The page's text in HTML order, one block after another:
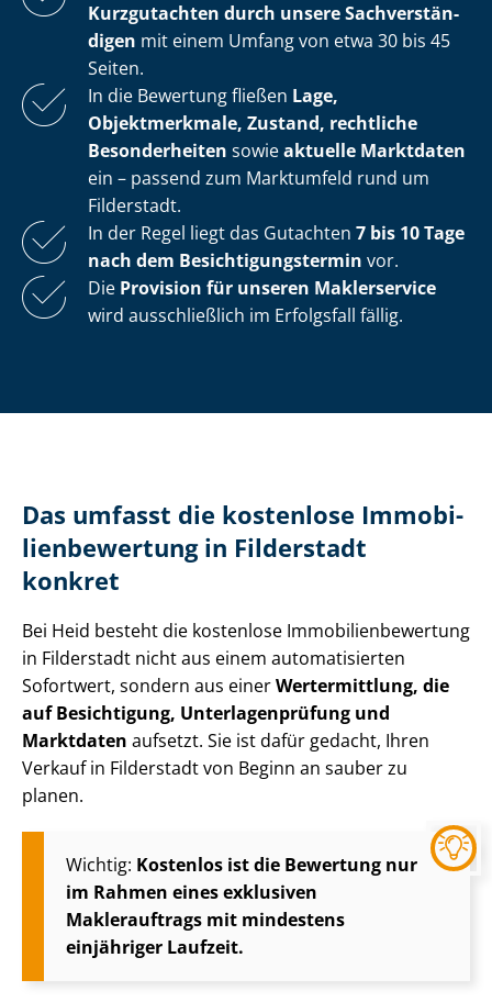
Kurzgutachten durch unsere Sach­ver­stän­
di­gen mit einem Umfang von etwa 30 bis 45
Seiten.
In die Bewertung fließen Lage,
Objektmerkmale, Zustand, rechtliche
Besonderheiten sowieaktuelle Marktdaten
ein – passend zum Marktumfeld rund um
Filderstadt.
In der Regel liegt das Gutachten 7 bis 10 Tage
nach dem Be­sich­ti­gungs­ter­min vor.
Die Provision für unseren Maklerservice
wird ausschließlich im Erfolgsfall fällig.
Das umfasst die kostenlose Im­mo­bi­
li­en­be­wer­tung in Filderstadt
konkret
Bei Heid besteht die kostenlose Im­mo­bi­li­en­be­wer­tung
in Filderstadt nicht aus einem automatisierten
Sofortwert, sondern aus einerWertermittlung, die
auf Besichtigung, Un­ter­la­gen­prü­fung und
Marktdaten aufsetzt. Sie ist dafür gedacht, Ihren
Verkauf in Filderstadt von Beginn an sauber zu
planen.
Wichtig: Kostenlos ist die Bewertung nur
im Rahmen eines exklusiven
Maklerauftrags mit mindestens
einjähriger Laufzeit.